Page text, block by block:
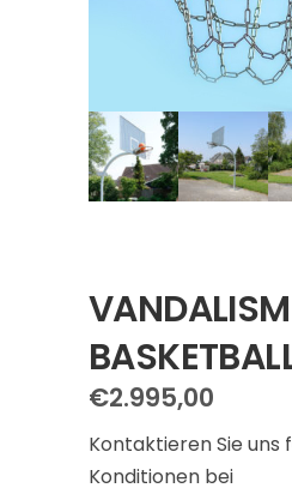
€2.995,00
KontaktierenSie uns
Konditionen bei